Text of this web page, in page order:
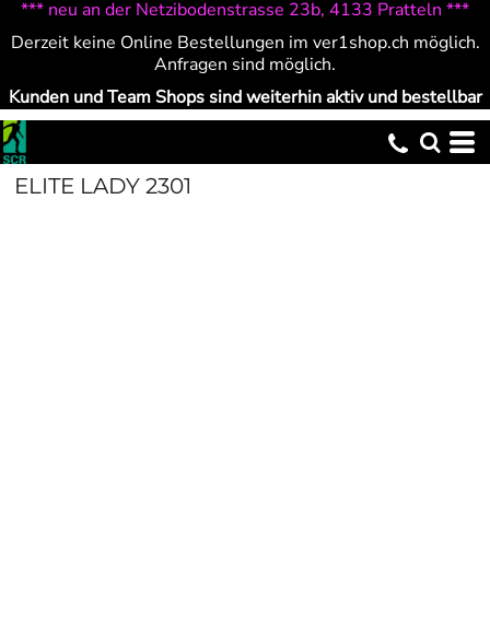
*** neu an der Netzibodenstrasse 23b, 4133 Pratteln ***
Derzeit keine Online Bestellungen im ver1shop.ch möglich.
Anfragen sind möglich.
Kunden und Team Shops sind weiterhin aktiv und bestellbar
ELITE LADY 2301